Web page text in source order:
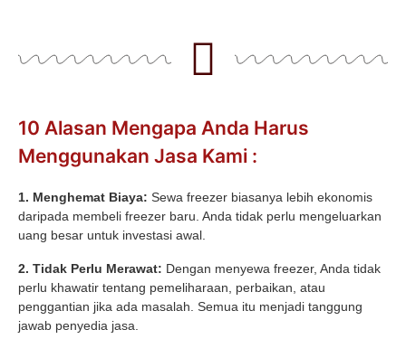
10 Alasan Mengapa Anda Harus
Menggunakan Jasa Kami :
1. Menghemat Biaya: Sewa freezer biasanya lebih ekonomis
daripada membeli freezer baru. Anda tidak perlu mengeluarkan
uang besar untuk investasi awal.
2. Tidak Perlu Merawat: Dengan menyewa freezer, Anda tidak
perlu khawatir tentang pemeliharaan, perbaikan, atau
penggantian jika ada masalah. Semua itu menjadi tanggung
jawab penyedia jasa.